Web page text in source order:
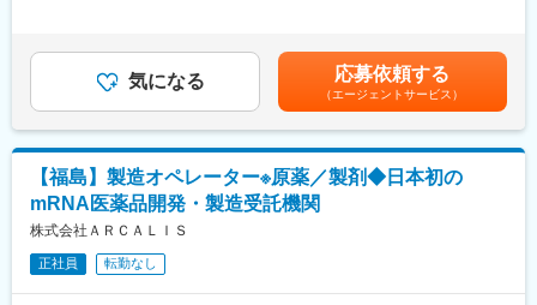
「世界初の統合型mRNA医薬品CDMO事業者として」mRNA医薬
品の原薬製造と製剤製造の両方を手掛ける世界初の統合型mRNA
【ビジョン】
mRNA医薬品、ワクチンの迅速な開発と供給を通じ人類の健康と
幸福に貢献する。
【ミッション】
製薬企業、バイオベンチャーへの高品質なCDMOサービスの提供
を通じ、mRNAにより可能となる革新的な治療薬、予防薬の開発
と供給に貢献する。
ディション手当賃金はあくまでも目安の金額であり、選考を通じ
て上下する可能性があります。月給(月額)は固定手当を含めた表記
です。
気になる 応募依頼する
（エージェントサービス）
【福島】製造オペレーター※原薬／製剤◆日本初の
mRNA医薬品開発・製造受託機関
株式会社ＡＲＣＡＬＩＳ
正社員 転勤なし